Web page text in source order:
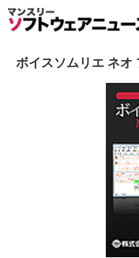
ボイスソムリエ ネオ